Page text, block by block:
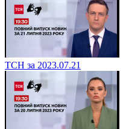
ТСН за 2023.07.21